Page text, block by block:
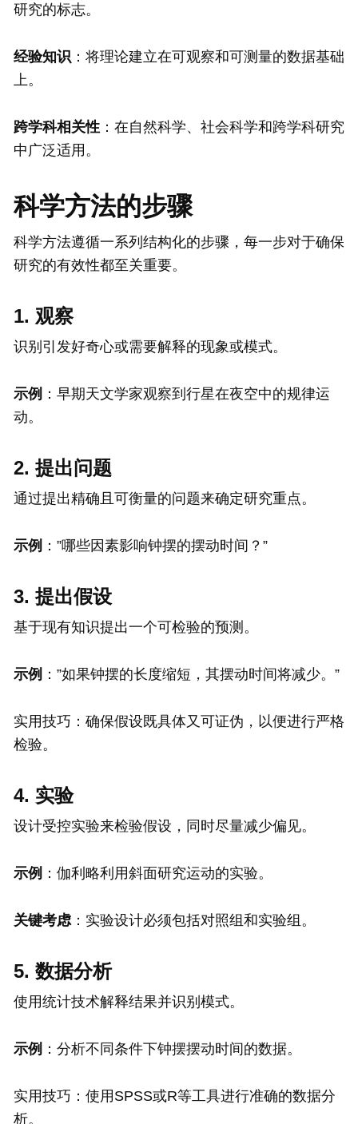
研究的标志。
经验知识 ：将理论建立在可观察和可测量的数据基础
上。
跨学科相关性 ：在自然科学、社会科学和跨学科研究
中广泛适用。
科学方法的步骤
科学方法遵循一系列结构化的步骤，每一步对于确保
研究的有效性都至关重要。
1. 观察
识别引发好奇心或需要解释的现象或模式。
示例 ：早期天文学家观察到行星在夜空中的规律运
动。
2. 提出问题
通过提出精确且可衡量的问题来确定研究重点。
示例 ：”哪些因素影响钟摆的摆动时间？”
3. 提出假设
基于现有知识提出一个可检验的预测。
示例 ：”如果钟摆的长度缩短，其摆动时间将减少。”
实用技巧：确保假设既具体又可证伪，以便进行严格
检验。
4. 实验
设计受控实验来检验假设，同时尽量减少偏见。
示例 ：伽利略利用斜面研究运动的实验。
关键考虑：实验设计必须包括对照组和实验组。
5. 数据分析
使用统计技术解释结果并识别模式。
示例 ：分析不同条件下钟摆摆动时间的数据。
实用技巧：使用SPSS或R等工具进行准确的数据分
析。